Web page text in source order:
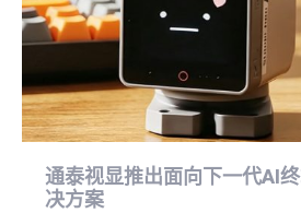
通泰视显推出面向下一代AI
决方案